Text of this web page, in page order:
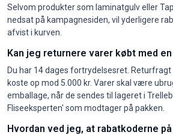
Selvom produkter som laminatgulv eller
nedsat på kampagnesiden, vil yderligere
afvist i kurven.
Kan jeg returnere varer købt med
Du har 14 dages fortrydelsesret.
koste op mod 5.000 kr. Varer skal være
emballage, når de sendes til lageret i
Fliseeksperten' som modtager på pakken.
Hvordan ved jeg, at rabatkoderne